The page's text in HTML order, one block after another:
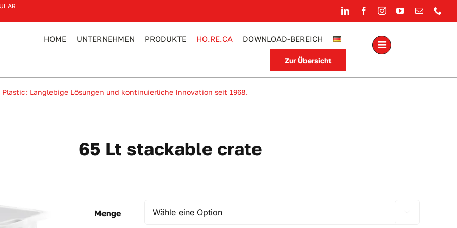
HOME UNTERNEHMEN PRODUKTE HO.RE.CA DOWNLOAD-BEREICH
Zur Übersicht
Plastic: Langlebige Lösungen und kontinuierliche Innovation seit 1968.
65 Lt stackable crate
Menge